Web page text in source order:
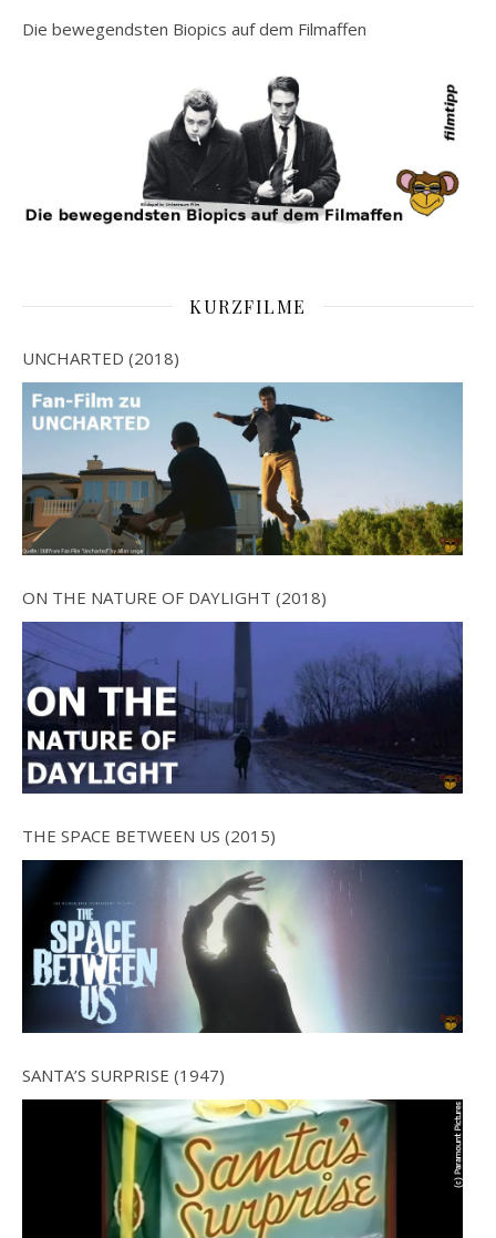
Die bewegendsten Biopics auf dem Filmaffen
KURZFILME
UNCHARTED (2018)
ON THE NATURE OF DAYLIGHT (2018)
THE SPACE BETWEEN US (2015)
SANTA’S SURPRISE (1947)